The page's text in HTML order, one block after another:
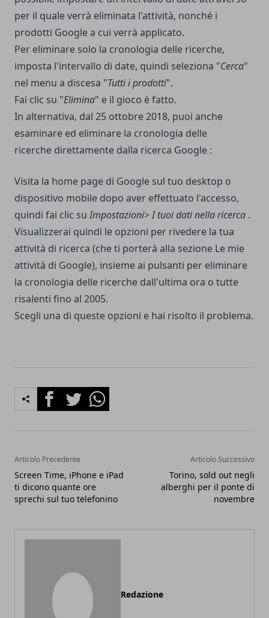
per il quale verrà eliminata l'attività, nonché i
prodotti Google a cui verrà applicato.
Per eliminare solo la cronologia delle ricerche,
imposta l'intervallo di date, quindi seleziona "Cerca"
nel menu a discesa "Tutti i prodotti".
Fai clic su "Elimina" e il gioco è fatto.
In alternativa, dal 25 ottobre 2018, puoi anche
esaminare ed eliminare la cronologia delle
ricerche direttamente dalla ricerca Google :
Visita la home page di Google sul tuo desktop o
dispositivo mobile dopo aver effettuato l'accesso,
quindi fai clic suImpostazioni> I tuoi dati nella ricerca .
Visualizzerai quindi le opzioni per rivedere la tua
attività di ricerca (che ti porterà alla sezione Le mie
attività di Google), insieme ai pulsanti per eliminare
la cronologia delle ricerche dall'ultima ora o tutte
risalenti fino al 2005.
Scegli una di queste opzioni e hai risolto il problema.
FacebookTwitterWhatsapp
Articolo Precedente
Screen Time, iPhone e iPad
ti dicono quante ore
sprechi sul tuo telefonino
Articolo Successivo
Torino, sold out negli
alberghi per il ponte di
novembre
Redazione